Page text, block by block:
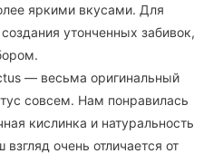
яркими вкусами. Для
утонченных забивок,
— весьма оригинальный
совсем. Нам понравилась
кислинка и натуральность
очень отличается от